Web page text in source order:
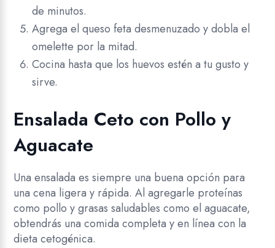
de minutos.
Agrega el queso feta desmenuzado y dobla el
omelette por la mitad.
Cocina hasta que los huevos estén a tu gusto y
sirve.
Ensalada Ceto con Pollo y
Aguacate
Una ensalada es siempre una buena opción para
una cena ligera y rápida. Al agregarle proteínas
como pollo y grasas saludables como el aguacate,
obtendrás una comida completa y en línea con la
dieta cetogénica.